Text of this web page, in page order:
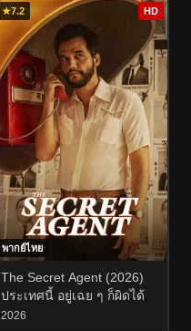
★7.2 HD
พากย์ไทย
The Secret Agent (2026)
ประเทศนี้ อยู่เฉย ๆ ก็ผิดได้
2026